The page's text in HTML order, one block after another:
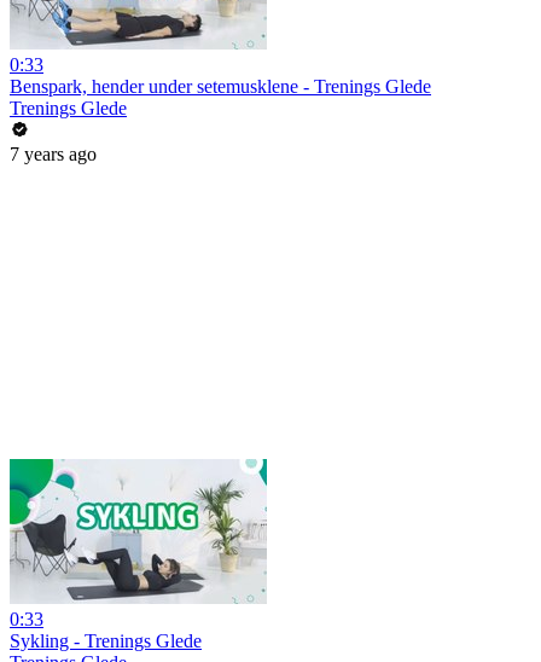
0:33
Benspark, hender under setemusklene - Trenings Glede
Trenings Glede
7 years ago
0:33
Sykling - Trenings Glede